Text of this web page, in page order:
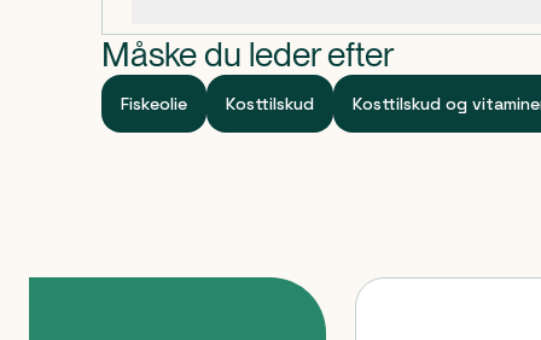
Måske du leder efter
Fiskeolie Kosttilskud Kosttilskud og